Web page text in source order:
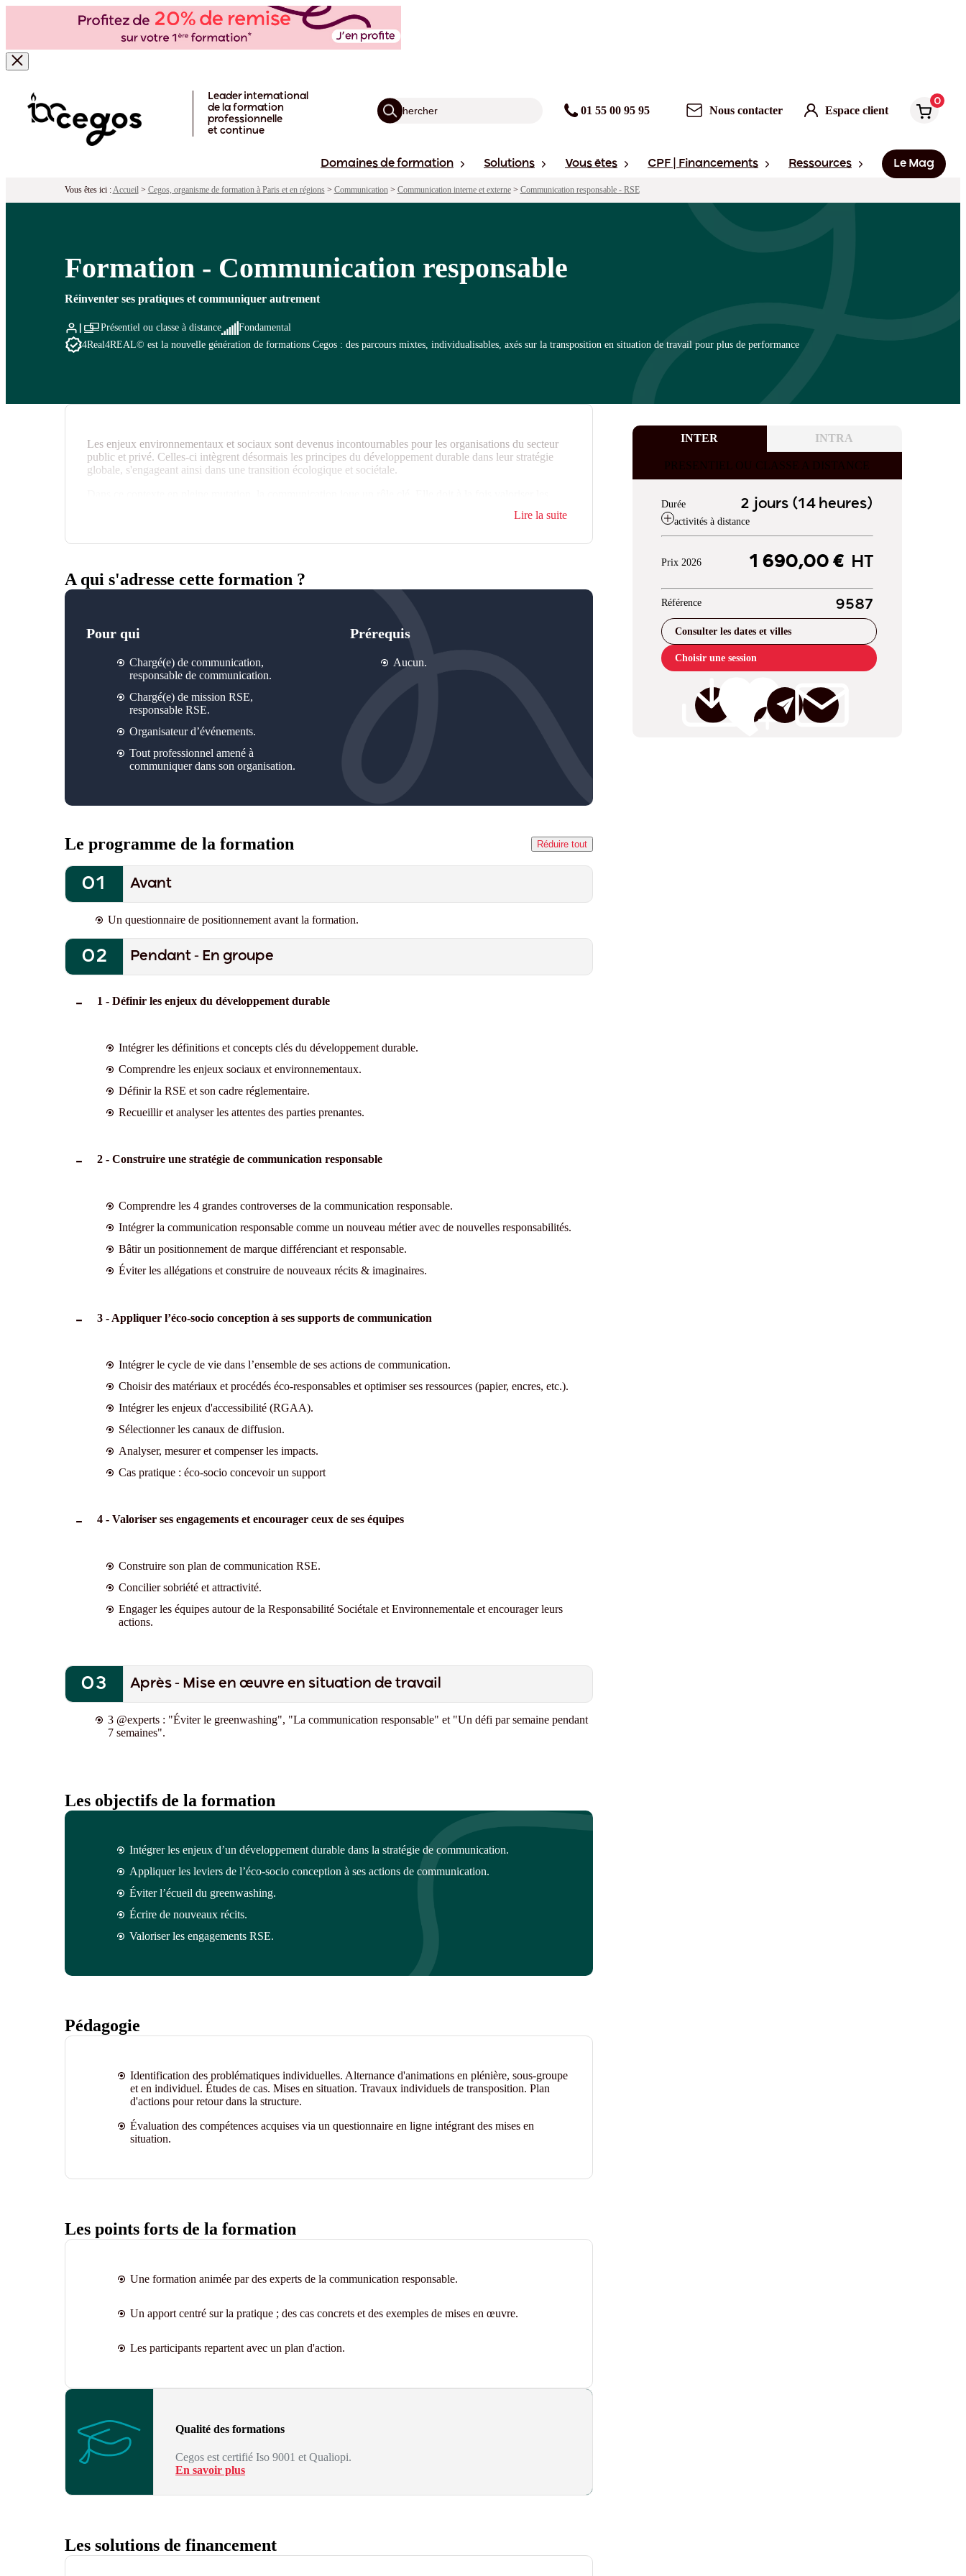
Leader international
de la formation
professionnelle
et continue
01 55 00 95 95 Nous contacter Espace client
0
Domaines de formation Solutions Vous êtes CPF | Financements Ressources Le Mag
Vous êtes ici :Accueil> Cegos, organisme de formation à Paris et en régions> Communication> Communication interne et externe> Communication responsable - RSE
Formation - Communication responsable
Réinventer ses pratiques et communiquer autrement
Présentiel ou classe à distance
Fondamental
4Real4REAL© est la nouvelle génération de formations Cegos : des parcours mixtes, individualisables, axés sur la transposition en situation de travail pour plus de performance
INTER INTRA
PRESENTIEL OU CLASSE A DISTANCE
Durée 2 jours (14 heures)
activités à distance
Prix 2026 1 690,00 €HT
Référence 9587
Consulter les dates et villes
Choisir une session
Les enjeux environnementaux et sociaux sont devenus incontournables pour les organisations du secteur
public et privé. Celles-ci intègrent désormais les principes du développement durable dans leur stratégie
globale, s'engageant ainsi dans une transition écologique et sociétale.
Une approche responsable de la communication s'impose donc, impliquant d'importants changements dans
Lire la suite
A qui s'adresse cette formation ?
Pour qui
Chargé(e) de communication,
responsable de communication.
Chargé(e) de mission RSE,
responsable RSE.
Organisateur d’événements.
Tout professionnel amené à
communiquer dans son organisation.
Prérequis
Aucun.
Le programme de la formation Réduire tout
Avant
Un questionnaire de positionnement avant la formation.
Pendant - En groupe
1 - Définir les enjeux du développement durable
Intégrer les définitions et concepts clés du développement durable.
Comprendre les enjeux sociaux et environnementaux.
Définir la RSE et son cadre réglementaire.
Recueillir et analyser les attentes des parties prenantes.
2 - Construire une stratégie de communication responsable
Comprendre les 4 grandes controverses de la communication responsable.
Intégrer la communication responsable comme un nouveau métier avec de nouvelles responsabilités.
Bâtir un positionnement de marque différenciant et responsable.
Éviter les allégations et construire de nouveaux récits & imaginaires.
3 - Appliquer l’éco-socio conception à ses supports de communication
Intégrer le cycle de vie dans l’ensemble de ses actions de communication.
Choisir des matériaux et procédés éco-responsables et optimiser ses ressources (papier, encres, etc.).
Intégrer les enjeux d'accessibilité (RGAA).
Sélectionner les canaux de diffusion.
Analyser, mesurer et compenser les impacts.
Cas pratique : éco-socio concevoir un support
4 - Valoriser ses engagements et encourager ceux de ses équipes
Construire son plan de communication RSE.
Concilier sobriété et attractivité.
Engager les équipes autour de la Responsabilité Sociétale et Environnementale et encourager leurs
actions.
Après - Mise en œuvre en situation de travail
3 @experts: "Éviter le greenwashing", "La communication responsable" et "Un défi par semaine pendant
7 semaines".
Les objectifs de la formation
Intégrer les enjeux d’un développement durable dans la stratégie de communication.
Appliquer les leviers de l’éco-socio conceptionà ses actions de communication.
Éviter l’écueil du greenwashing.
Écrire de nouveaux récits.
Valoriser les engagements RSE.
Pédagogie
Identification des problématiques individuelles. Alternance d'animations en plénière, sous-groupe
et en individuel. Études de cas. Mises en situation. Travaux individuels de transposition. Plan
d'actions pour retour dans la structure.
Évaluation des compétences acquises via un questionnaire en ligne intégrant des mises en
situation.
Les points forts de la formation
Une formation animée par des experts de la communication responsable.
Un apport centré sur la pratique ; des cas concrets et des exemples de mises en œuvre.
Les participants repartent avec un plan d'action.
Qualité des formations
Cegos est certifié Iso 9001 et Qualiopi.
En savoir plus
Les solutions de financement
Formation - Communication responsable
Pour qui ? Programme Objectifs Pédagogie Points forts